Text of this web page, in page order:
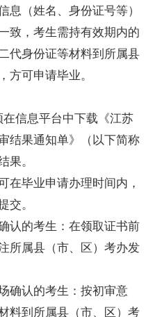
（姓名、身份证号等）
致，考生需持有效期内的
代身份证等材料到所属县
方可申请毕业。
信息平台中下载《江苏
结果通知单》（以下简称
果。
在毕业申请办理时间内，
。
认的考生：在领取证书前
所属县（市、区）考办发
确认的考生：按初审意
料到所属县（市、区）考